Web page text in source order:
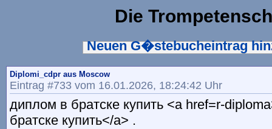
Die
Neuen G�stebucheintrag
Diplomi_cdpr aus Moscow
Eintrag #733 vom 16.01.2026, 18:24:42 Uhr
диплом в братске купить <a href=r-
братске купить</a> .